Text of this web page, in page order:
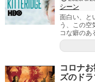
シーン
面白い、と
う、この空
コな癖のあ
コロナ
ズのド